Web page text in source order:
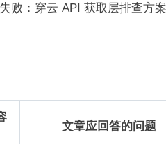
文章应回答的问题